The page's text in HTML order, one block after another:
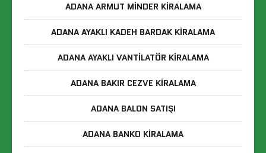
ADANA ARMUT MINDER KIRALAMA
ADANA AYAKLI KADEH BARDAK KIRALAMA
ADANA AYAKLI VANTILATÖR KIRALAMA
ADANA BAKIR CEZVE KIRALAMA
ADANA BALON SATIŞI
ADANA BANKO KIRALAMA